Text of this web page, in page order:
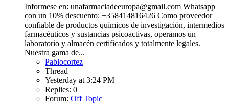
Informese en: unafarmaciadeeuropa@gmail.com Whatsapp
con un 10% descuento: +358414816426 Como proveedor
confiable de productos químicos de investigación, intermedios
farmacéuticos y sustancias psicoactivas, operamos un
laboratorio y almacén certificados y totalmente legales.
Nuestra gama de...
Pablocortez
Thread
Yesterday at 3:24 PM
Replies: 0
Forum: Off Topic